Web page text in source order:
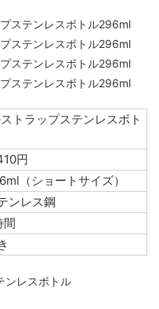
トラップステンレスボト
円
（ショートサイズ）
ンレス鋼
間
ンレスボトル